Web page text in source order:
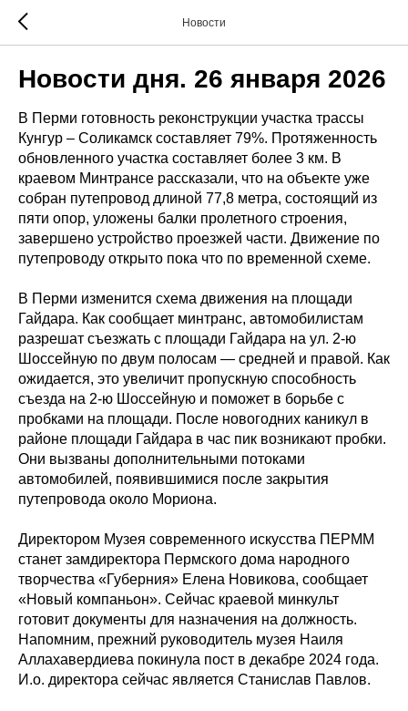
Новости
Новости дня. 26 января 2026
В Перми готовность реконструкции участка трассы
Кунгур – Соликамск составляет 79%. Протяженность
обновленного участка составляет более 3 км. В
краевом Минтрансе рассказали, что на объекте уже
собран путепровод длиной 77,8 метра, состоящий из
пяти опор, уложены балки пролетного строения,
завершено устройство проезжей части. Движение по
путепроводу открыто пока что по временной схеме.
В Перми изменится схема движения на площади
Гайдара. Как сообщает минтранс, автомобилистам
разрешат съезжать с площади Гайдара на ул. 2-ю
Шоссейную по двум полосам — средней и правой. Как
ожидается, это увеличит пропускную способность
съезда на 2-ю Шоссейную и поможет в борьбе с
пробками на площади. После новогодних каникул в
районе площади Гайдара в час пик возникают пробки.
Они вызваны дополнительными потоками
автомобилей, появившимися после закрытия
путепровода около Мориона.
Директором Музея современного искусства ПЕРММ
станет замдиректора Пермского дома народного
творчества «Губерния» Елена Новикова, сообщает
«Новый компаньон». Сейчас краевой минкульт
готовит документы для назначения на должность.
Напомним, прежний руководитель музея Наиля
Аллахавердиева покинула пост в декабре 2024 года.
И.о. директора сейчас является Станислав Павлов.